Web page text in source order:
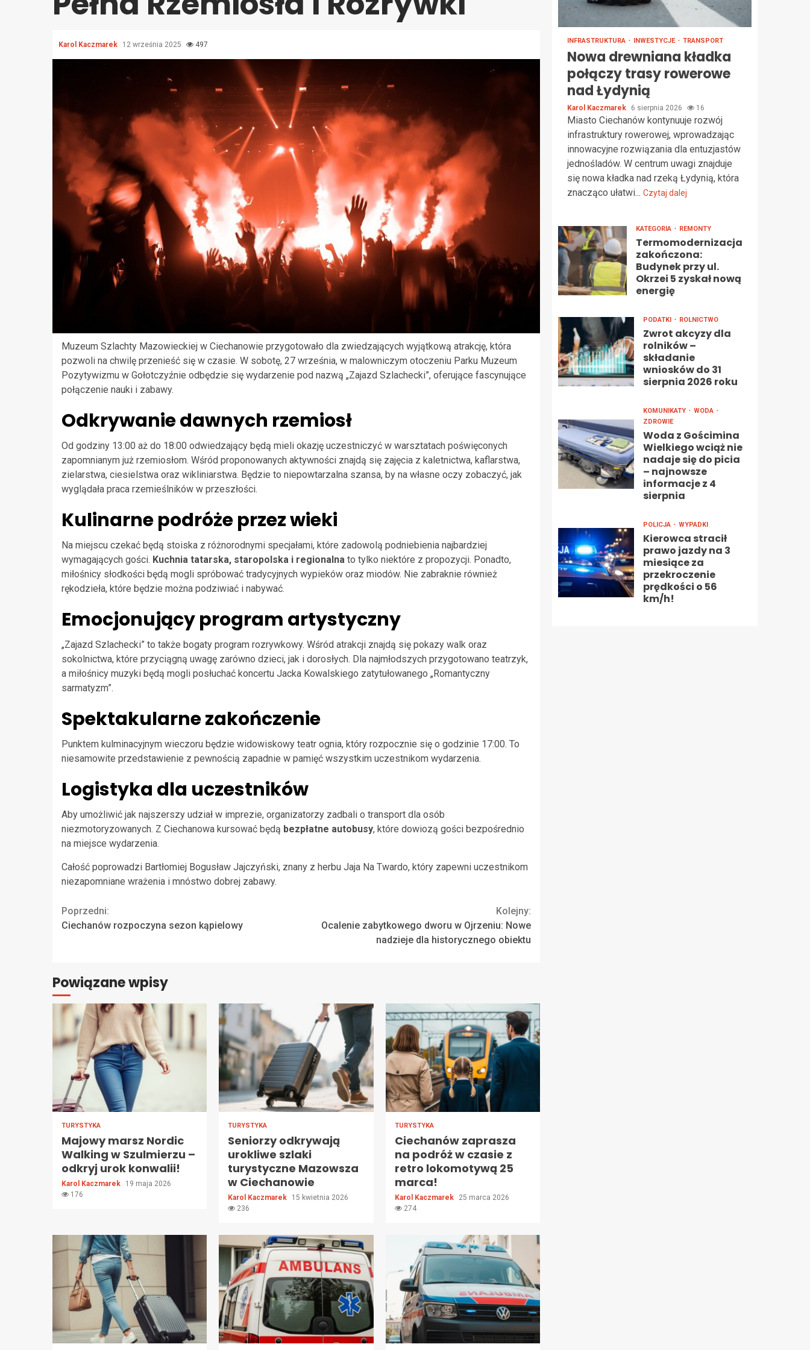
Karol Kaczmarek 12 września 2025 497
Muzeum Szlachty Mazowieckiej w Ciechanowie przygotowało dla zwiedzających wyjątkową atrakcję, która
pozwoli na chwilę przenieść się w czasie. W sobotę, 27 września, w malowniczym otoczeniu Parku Muzeum
Pozytywizmu w Gołotczyźnie odbędzie się wydarzenie pod nazwą „Zajazd Szlachecki”, oferujące fascynujące
połączenie nauki i zabawy.
Odkrywanie dawnych rzemiosł
Od godziny 13:00 aż do 18:00 odwiedzający będą mieli okazję uczestniczyć w warsztatach poświęconych
zapomnianym już rzemiosłom. Wśród proponowanych aktywności znajdą się zajęcia z kaletnictwa, kaflarstwa,
zielarstwa, ciesielstwa oraz wikliniarstwa. Będzie to niepowtarzalna szansa, by na własne oczy zobaczyć, jak
wyglądała praca rzemieślników w przeszłości.
Kulinarne podróże przez wieki
Na miejscu czekać będą stoiska z różnorodnymi specjałami, które zadowolą podniebienia najbardziej
wymagających gości. Kuchnia tatarska, staropolska i regionalna to tylko niektóre z propozycji. Ponadto,
miłośnicy słodkości będą mogli spróbować tradycyjnych wypieków oraz miodów. Nie zabraknie również
rękodzieła, które będzie można podziwiać i nabywać.
Emocjonujący program artystyczny
„Zajazd Szlachecki” to także bogaty program rozrywkowy. Wśród atrakcji znajdą się pokazy walk oraz
sokolnictwa, które przyciągną uwagę zarówno dzieci, jak i dorosłych. Dla najmłodszych przygotowano teatrzyk,
a miłośnicy muzyki będą mogli posłuchać koncertu Jacka Kowalskiego zatytułowanego „Romantyczny
sarmatyzm”.
Spektakularne zakończenie
Punktem kulminacyjnym wieczoru będzie widowiskowy teatr ognia, który rozpocznie się o godzinie 17:00. To
niesamowite przedstawienie z pewnością zapadnie w pamięć wszystkim uczestnikom wydarzenia.
Logistyka dla uczestników
Aby umożliwić jak najszerszy udział w imprezie, organizatorzy zadbali o transport dla osób
niezmotoryzowanych. Z Ciechanowa kursować będą bezpłatne autobusy, które dowiozą gości bezpośrednio
na miejsce wydarzenia.
Całość poprowadzi Bartłomiej Bogusław Jajczyński, znany z herbu Jaja Na Twardo, który zapewni uczestnikom
niezapomniane wrażenia i mnóstwo dobrej zabawy.
Continue
Reading
Poprzedni:
Ciechanów rozpoczyna sezon kąpielowy
Kolejny:
Ocalenie zabytkowego dworu w Ojrzeniu: Nowe
nadzieje dla historycznego obiektu
Powiązane wpisy
TURYSTYKA
Majowy marsz Nordic
Walking w Szulmierzu –
odkryj urok konwalii!
Karol Kaczmarek
19 maja 2026
176
TURYSTYKA
Seniorzy odkrywają
urokliwe szlaki
turystyczne Mazowsza
w Ciechanowie
Karol Kaczmarek
15 kwietnia 2026
236
TURYSTYKA
Ciechanów zaprasza
na podróż w czasie z
retro lokomotywą 25
marca!
Karol Kaczmarek
25 marca 2026
274
INFRASTRUKTURA INWESTYCJE TRANSPORT
Nowa drewniana kładka
połączy trasy rowerowe
nad Łydynią
Karol Kaczmarek 6 sierpnia 2026 16
Miasto Ciechanów kontynuuje rozwój
infrastruktury rowerowej, wprowadzając
innowacyjne rozwiązania dla entuzjastów
jednośladów. W centrum uwagi znajduje
się nowa kładka nad rzeką Łydynią, która
znacząco ułatwi... Czytaj dalej
KATEGORIA REMONTY
Termomodernizacja
zakończona:
Budynek przy ul.
Okrzei 5 zyskał nową
energię
PODATKI ROLNICTWO
Zwrot akcyzy dla
rolników –
składanie
wniosków do 31
sierpnia 2026 roku
KOMUNIKATY
WODA
ZDROWIE
Woda z Gościmina
Wielkiego wciąż nie
nadaje się do picia
– najnowsze
informacje z 4
sierpnia
POLICJA WYPADKI
Kierowca stracił
prawo jazdy na 3
miesiące za
przekroczenie
prędkości o 56
km/h!